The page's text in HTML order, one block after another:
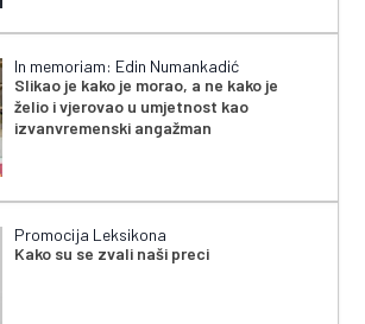
In memoriam: Edin Numankadić
Slikao je kako je morao, a ne kako je
želio i vjerovao u umjetnost kao
izvanvremenski angažman
Promocija Leksikona
Kako su se zvali naši preci